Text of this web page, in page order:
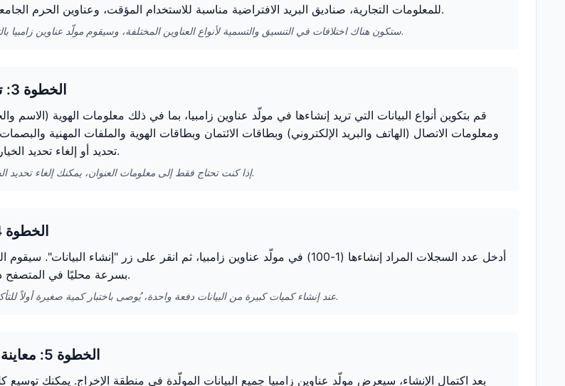
للمعلومات التجارية، صناديق البريد الافتراضية مناسبة للاستخدام المؤقت، وعناوين الحرم الجامعي مناسبة لملفات الطلاب.
ستكون هناك اختلافات في التنسيق والتسمية لأنواع العناوين المختلفة، وسيقوم مولّد عناوين زامبيا بالتعديل تلقائيًا بناءً على اختيارك.
الخطوة 3: تكوين خيارات الإنشاء
قم بتكوين أنواع البيانات التي تريد إنشاءها في مولّد عناوين زامبيا، بما في ذلك معلومات الهوية (الاسم
ومعلومات الاتصال (الهاتف والبريد الإلكتروني) وبطاقات الائتمان وبطاقات الهوية والملفات المهنية
تحديد أو إلغاء تحديد الخيارات المقابلة حسب الحاجة.
إذا كنت تحتاج فقط إلى معلومات العنوان، يمكنك إلغاء تحديد الخيارات الأخرى لتسريع الإنشاء.
الخطوة 4: تعيين كمية الإنشاء
أدخل عدد السجلات المراد إنشاءها (1-100) في مولّد عناوين زامبيا، ثم انقر على زر "إنشاء
بسرعة محليًا في المتصفح دون انتظار استجابة الخادم.
عند إنشاء كميات كبيرة من البيانات دفعة واحدة، يُوصى باختبار كمية صغيرة أولاً للتأكد من تلبية التنسيق لاحتياجاتك.
الخطوة 5: معاينة والتحقق من البيانات
بعد اكتمال الإنشاء، سيعرض مولّد عناوين زامبيا جميع البيانات المولّدة في منطقة الإخراج. يمكنك